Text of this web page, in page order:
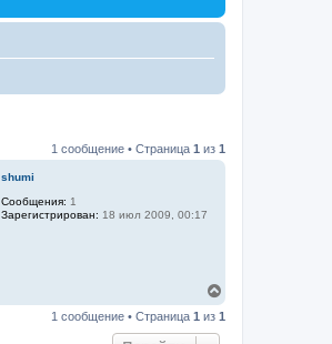
1 сообщение • Страница 1 из 1
shumi
Сообщения: 1
Зарегистрирован: 18 июл 2009, 00:17
р
1 сообщение • Страница 1 из 1